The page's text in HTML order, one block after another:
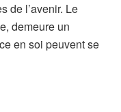
de l’avenir. Le
demeure un
en soi peuvent se